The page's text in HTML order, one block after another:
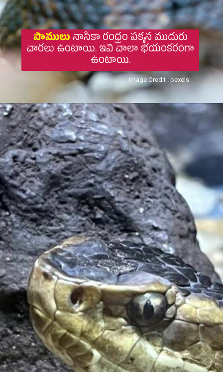
Image Credit : pexels
పాములు నాసికా రంధ్రం పక్కన ముదురు
చారలు ఉంటాయి. ఇవి చాలా భయంకరంగా
ఉంటాయి.